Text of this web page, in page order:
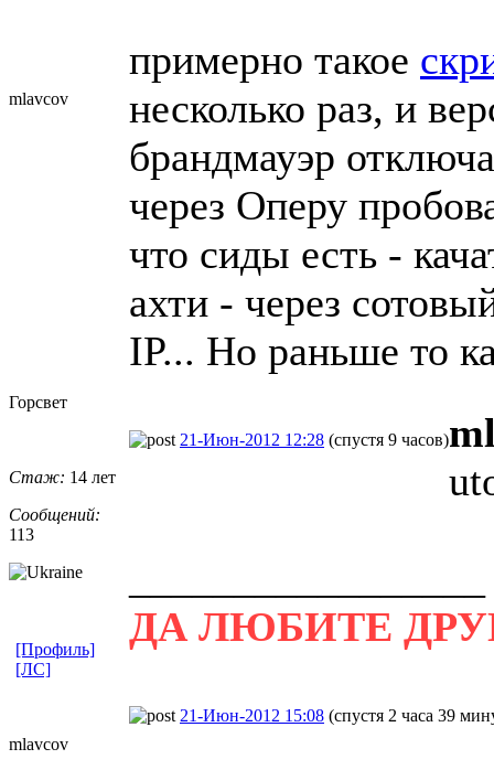
mlavcov
примерно такое
несколько раз, и
брандмауэр
через Оперу
что сиды есть -
ахти - через
IP... Но раньше то
Горсвет
Стаж: 14 лет
Сообщений:
113
21-Июн-2012 12:28 (спустя 9 часов)
ДА ЛЮБИТЕ
[Профиль]
[ЛС]
mlavcov
21-Июн-2012 15:08 (спустя 2 часа 39